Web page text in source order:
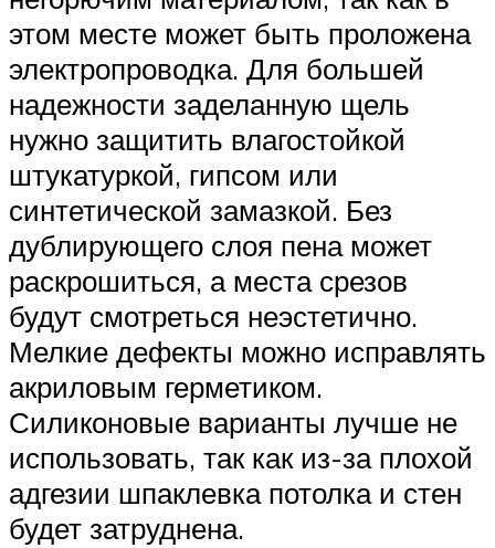
этом месте может быть проложена
электропроводка. Для большей
надежности заделанную щель
нужно защитить влагостойкой
штукатуркой, гипсом или
синтетической замазкой. Без
дублирующего слоя пена может
раскрошиться, а места срезов
будут смотреться неэстетично.
Мелкие дефекты можно исправлять
акриловым герметиком.
Силиконовые варианты лучше не
использовать, так как из-за плохой
адгезии шпаклевка потолка и стен
будет затруднена.